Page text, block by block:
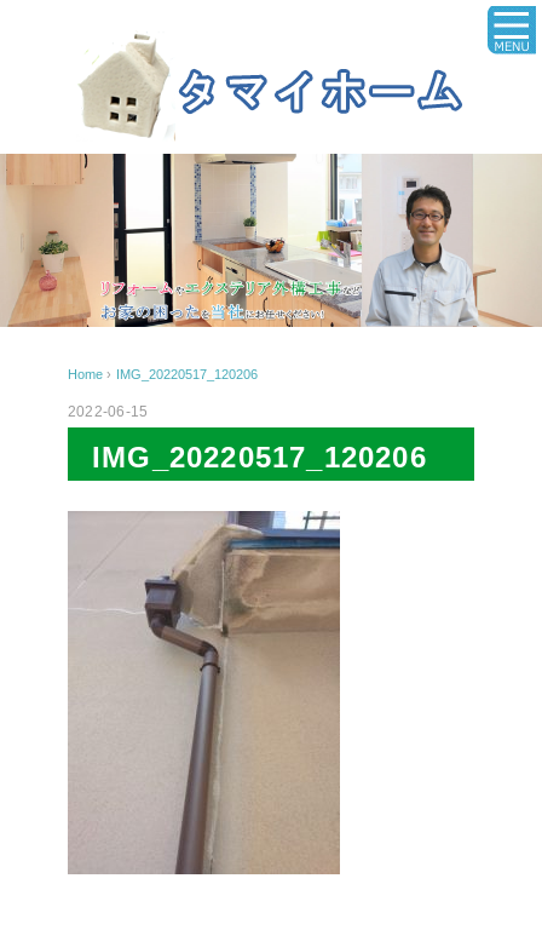
Home › IMG_20220517_120206
2022-06-15
IMG_20220517_120206